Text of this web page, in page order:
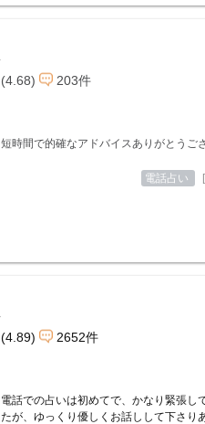
(4.68) 203件
短時間で的確なアドバイスありがとうご
電話占い
(4.89) 2652件
電話での占いは初めてで、かなり緊張し
たが、ゆっくり優しくお話しして下さり